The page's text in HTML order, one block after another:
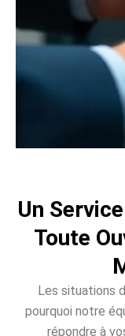
Un
Toute
Les situations
pourquoi notre
répondre à